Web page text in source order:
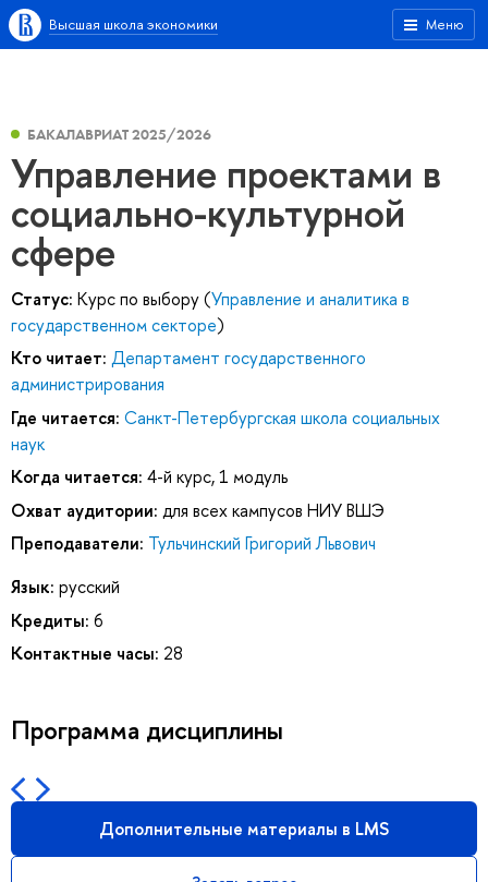
Меню
Высшая школа экономики
БАКАЛАВРИАТ 2025/2026
Управление проектами в
социально-культурной
сфере
Статус: Курс по выбору (Управление и аналитика в
государственном секторе)
Кто читает: Департамент государственного
администрирования
Где читается: Санкт-Петербургская школа социальных
наук
Когда читается: 4-й курс, 1 модуль
Охват аудитории: для всех кампусов НИУ ВШЭ
Преподаватели: Тульчинский Григорий Львович
Язык: русский
Кредиты: 6
Контактные часы: 28
Программа дисциплины
Дополнительные материалы в LMS